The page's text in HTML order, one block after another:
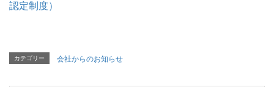
認定制度）
カテゴリー 会社からのお知らせ